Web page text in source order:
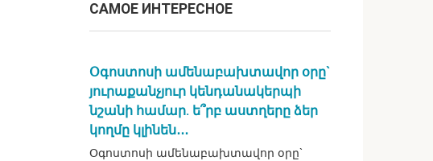
САМОЕ ИНТЕРЕСНОЕ
Օգոստոսի ամենաբախտավոր օրը`
յուրաքանչյուր կենդանակերպի
նշանի համար. ե՞րբ աստղերը ձեր
կողմը կլինեն․․․
Օգոստոսի ամենաբախտավոր օրը`